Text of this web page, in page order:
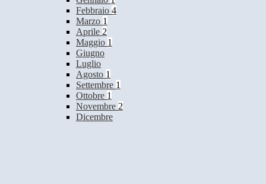
Febbraio 4
Marzo 1
Aprile 2
Maggio 1
Giugno
Luglio
Agosto 1
Settembre 1
Ottobre 1
Novembre 2
Dicembre